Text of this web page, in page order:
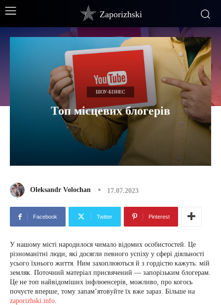
Zaporizhski
ШОУ-БІЗНЕС
Топ місцевих блогерів
Oleksandr Volochan 17.07.2023
Facebook Twitter Pinterest
У нашому місті народилося чимало відомих особистостей. Це
різноманітні люди, які досягли певного успіху у сфері діяльності
усього їхнього життя. Ним захоплюються й з гордістю кажуть: мій
земляк. Поточний матеріал присвячений — запорізьким блогерам.
Це не топ найвідоміших інфлюенсерів, можливо, про когось
почуєте вперше, тому запам’ятовуйте їх вже зараз. Більше на
zaporizhski.info.